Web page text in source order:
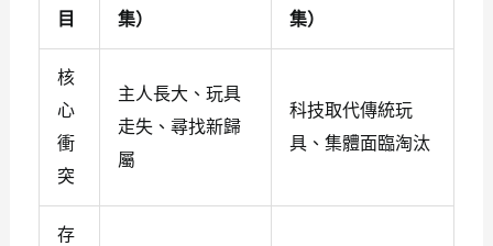
目
集）
集）
核
心
衝
突
主人長大、玩具
走失、尋找新歸
屬
科技取代傳統玩
具、集體面臨淘汰
存